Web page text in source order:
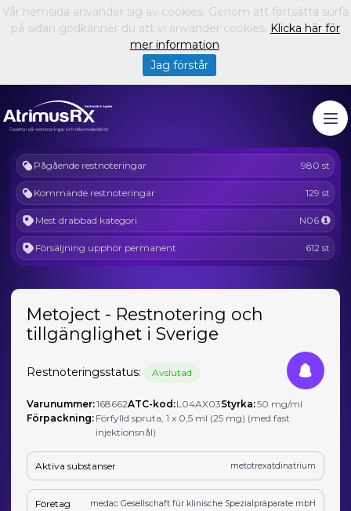
Pågående restnoteringar 980 st
Kommande restnoteringar 129 st
Mest drabbad kategori N06
Försäljning upphör permanent 612 st
Metoject - Restnotering och
tillgänglighet i Sverige
Restnoteringsstatus: Avslutad
Varunummer:168662ATC-kod:L04AX03Styrka:50 mg/ml
Förpackning: Förfylld spruta, 1 x 0,5 ml (25 mg) (med fast
injektionsnål)
Aktiva substanser metotrexatdinatrium
Företag medac Gesellschaft für klinische Spezialpräparate mbH
Vår hemsida använder sig av cookies. Genom att fortsätta surfa
på sidan godkänner du att vi använder cookies. Klicka här för
mer information.
Jag förstår